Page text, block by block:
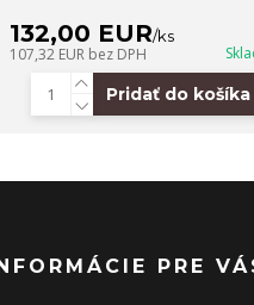
132,00 EUR/ks
107,32 EUR bez DPH
Pridať do košíka
PRE